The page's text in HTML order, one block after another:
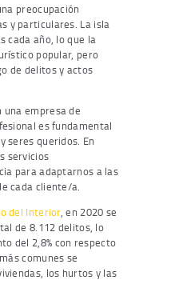
preocupación
y particulares. La isla
cada año, lo que la
popular, pero
de delitos y actos
una empresa de
es fundamental
seres queridos. En
servicios
para adaptarnos a las
cada cliente/a.
del Interior, en 2020 se
de 8.112 delitos, lo
del 2,8% con respecto
comunes se
los hurtos y las